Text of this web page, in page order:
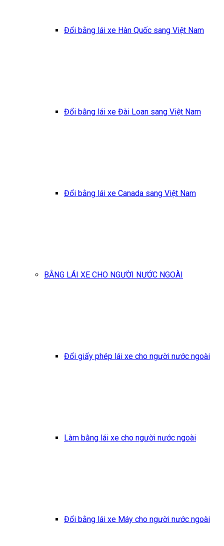
Đổi bằng lái xe Hàn Quốc sang Việt Nam
Đổi bằng lái xe Đài Loan sang Việt Nam
Đổi bằng lái xe Canada sang Việt Nam
BẰNG LÁI XE CHO NGƯỜI NƯỚC NGOÀI
Đổi giấy phép lái xe cho người nước ngoài
Làm bằng lái xe cho người nước ngoài
Đổi bằng lái xe Máy cho người nước ngoài